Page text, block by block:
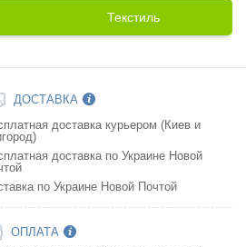
Текстиль
ДОСТАВКА
доставка курьером (Киев и
доставка по Украине Новой
по Украине Новой Почтой
ОПЛАТА